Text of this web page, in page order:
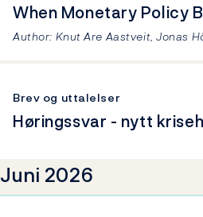
When Monetary Policy
Author: Knut Are Aastveit, Jonas
Høringssvar - nytt
Brev og uttalelser
Juni 2026